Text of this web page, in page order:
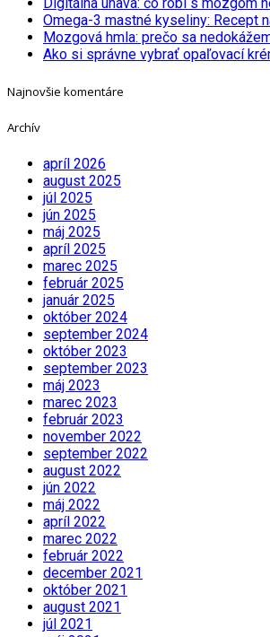
Digitálna únava: čo robí s mozgom
Omega-3 mastné kyseliny: Recept
Mozgová hmla: prečo sa
Ako si správne vybrať opaľovací
Najnovšie komentáre
Archív
apríl 2026
august 2025
júl 2025
jún 2025
máj 2025
apríl 2025
marec 2025
február 2025
január 2025
október 2024
september 2024
október 2023
september 2023
máj 2023
marec 2023
február 2023
november 2022
september 2022
august 2022
jún 2022
máj 2022
apríl 2022
marec 2022
február 2022
december 2021
október 2021
august 2021
júl 2021